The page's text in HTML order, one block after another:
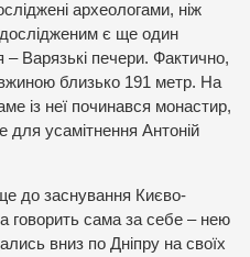
археологами, ніж
є ще один
Варязькі печери. Фактично,
близько 191 метр. На
із неї починався монастир,
усамітнення Антоній
до заснування Києво-
говорить сама за себе – нею
вниз по Дніпру на своїх